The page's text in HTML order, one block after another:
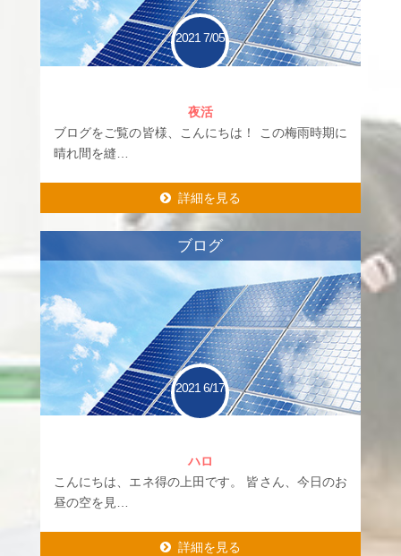
20217/05
夜活
ブログをご覧の皆様、こんにちは！ この梅雨時期に
晴れ間を縫…
詳細を見る
詳細を見る
ブログ
2021 6/17
ハロ
こんにちは、エネ得の上田です。 皆さん、今日のお
昼の空を見…
詳細を見る